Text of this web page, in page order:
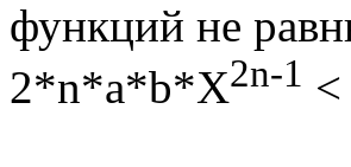
функций не
2*n*a*b*X2n-1